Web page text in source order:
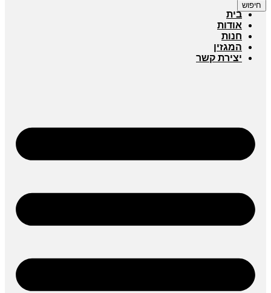
חיפוש
בית
אודות
חנות
המגזין
יצירת קשר